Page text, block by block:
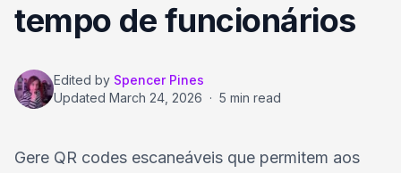
tempo de funcionários
Edited by Spencer Pines
Updated March 24, 2026 · 5 min read
Gere QR codes escaneáveis que permitem aos